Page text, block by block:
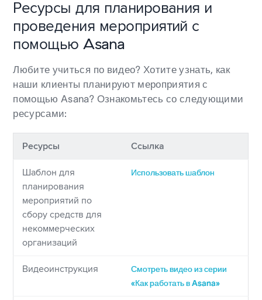
Ресурсы для планирования и
проведения мероприятий с
помощью Asana
Любите учиться по видео? Хотите узнать, как
наши клиенты планируют мероприятия с
помощью Asana? Ознакомьтесь со следующими
ресурсами:
Ресурсы Ссылка
Шаблон для
планирования
мероприятий по
сбору средств для
некоммерческих
организаций
Использовать шаблон
Видеоинструкция
Смотреть видео из серии
«Как работать в Asana»